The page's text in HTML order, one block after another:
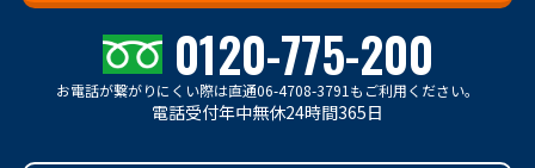
0120-775-200
お電話が繋がりにくい際は直通06-4708-3791もご利用ください。
電話受付年中無休24時間365日